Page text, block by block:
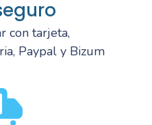
con tarjeta,
Paypal y Bizum